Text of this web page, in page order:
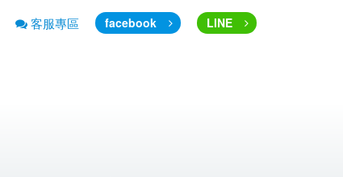
客服專區 facebook LINE